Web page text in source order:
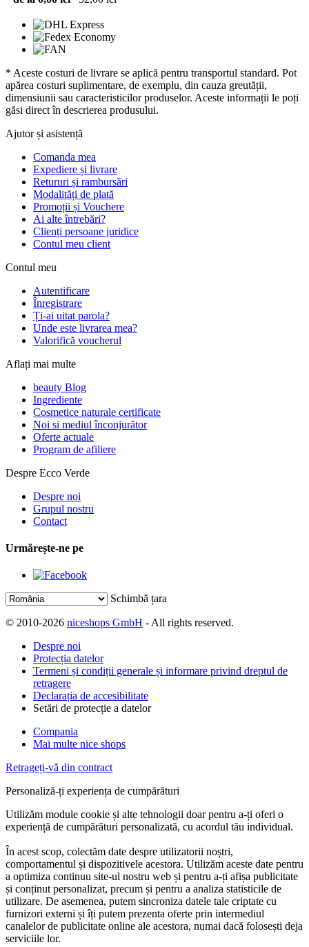
* Aceste costuri de livrare se aplică pentru transportul standard. Pot
apărea costuri suplimentare, de exemplu, din cauza greutății,
dimensiunii sau caracteristicilor produselor. Aceste informații le poți
găsi direct în descrierea produsului.
Ajutor și asistență
Comanda mea
Expediere și livrare
Retururi și rambursări
Modalități de plată
Promoții și Vouchere
Ai alte întrebări?
Clienți persoane juridice
Contul meu client
Contul meu
Autentificare
Înregistrare
Ți-ai uitat parola?
Unde este livrarea mea?
Valorifică voucherul
Aflați mai multe
beauty Blog
Ingrediente
Cosmetice naturale certificate
Noi si mediul înconjurător
Oferte actuale
Program de afiliere
Despre Ecco Verde
Despre noi
Grupul nostru
Contact
Urmărește-ne pe
Schimbă țara
© 2010-2026 niceshops GmbH - All rights reserved.
Despre noi
Protecția datelor
Termeni și condiții generale și informare privind dreptul de
retragere
Declarația de accesibilitate
Setări de protecție a datelor
Compania
Mai multe nice shops
Retrageți-vă din contract
Personaliză-ți experiența de cumpărături
Utilizăm module cookie și alte tehnologii doar pentru a-ți oferi o
experiență de cumpărături personalizată, cu acordul tău individual.
În acest scop, colectăm date despre utilizatorii noștri,
comportamentul și dispozitivele acestora. Utilizăm aceste date pentru
a optimiza continuu site-ul nostru web și pentru a-ți afișa publicitate
și conținut personalizat, precum și pentru a analiza statisticile de
utilizare. De asemenea, putem sincroniza datele tale criptate cu
furnizori externi și îți putem prezenta oferte prin intermediul
canalelor de publicitate online ale acestora, numai dacă folosești deja
serviciile lor.